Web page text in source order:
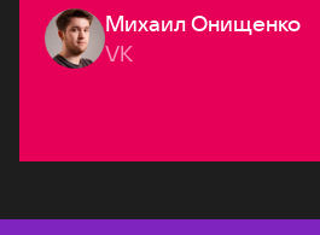
Михаил Онищенко
VK